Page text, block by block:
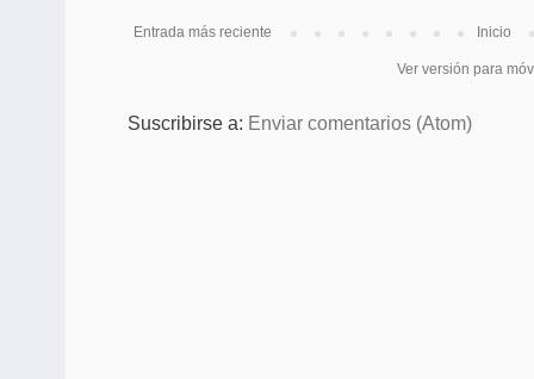
Entrada más reciente Inicio
Ver versión para
Suscribirse a: Enviar comentarios (Atom)